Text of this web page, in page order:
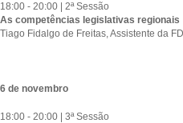
18:00 - 20:00 | 2ª Sessão
As competências legislativas regionais
Tiago Fidalgo de Freitas, Assistente da
6 de novembro
18:00 - 20:00 | 3ª Sessão